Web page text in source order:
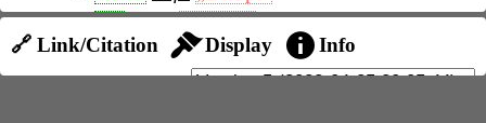
Sp. baho „Dampf“
Pg. bafo „Dampf“
🔗 Link/Citation Display Info